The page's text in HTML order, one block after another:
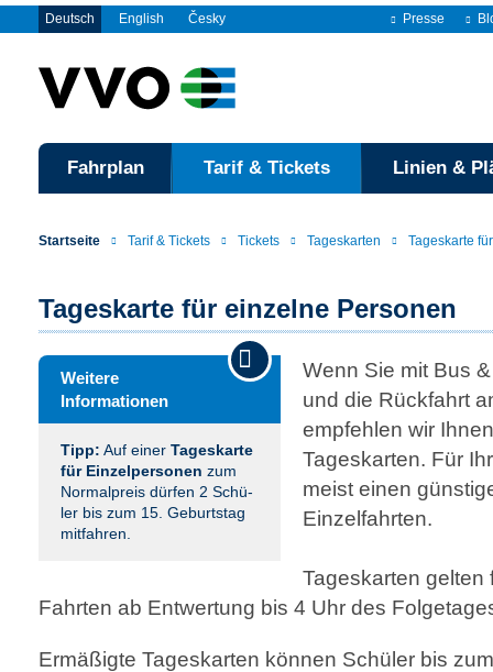
Deutsch English Česky Presse
Fahrplan Tarif & Tickets Linien &
Startseite Tarif & Tickets Tickets Tageskarten Tageskarte
Tageskarte für einzelne Personen
Weitere
Informationen
Tipp: Auf einer Tageskarte
für Einzel­personen zum
Normalpreis dürfen 2 Schü­
ler bis zum 15. Geburts­tag
mitfahren.
Wenn Sie mit Bus
und die Rückfahrt
empfehlen wir
Tageskarten. Für
meist einen
Einzelfahrten.
Tageskarten gelten
Fahrten ab Entwertung bis 4 Uhr des
Ermäßigte Tageskarten können Schüler bis